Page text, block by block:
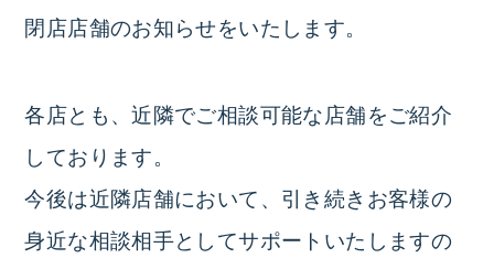
閉店店舗のお知らせをいたします。
各店とも、近隣でご相談可能な店舗をご紹介
しております。
今後は近隣店舗において、引き続きお客様の
身近な相談相手としてサポートいたしますの